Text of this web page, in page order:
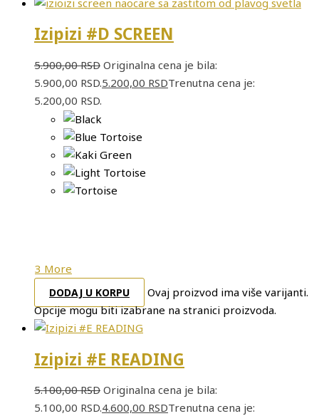
Izipizi #D SCREEN
5.900,00RSD Originalna cena je bila:
5.900,00 RSD.5.200,00 RSDTrenutna cena je:
5.200,00 RSD.
3 More
DODAJ U KORPU
Ovaj proizvod ima više varijanti.
Opcije mogu biti izabrane na stranici proizvoda.
Izipizi #E READING
5.100,00RSD Originalna cena je bila:
5.100,00 RSD.4.600,00 RSDTrenutna cena je: